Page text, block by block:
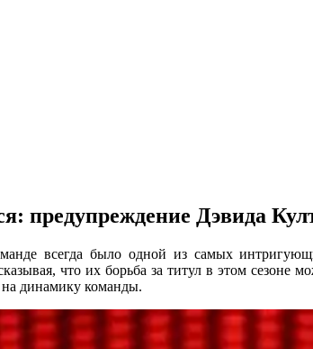
предупреждение Дэвида
всегда было одной из самых
что их борьба за титул в этом сезоне
динамику команды.